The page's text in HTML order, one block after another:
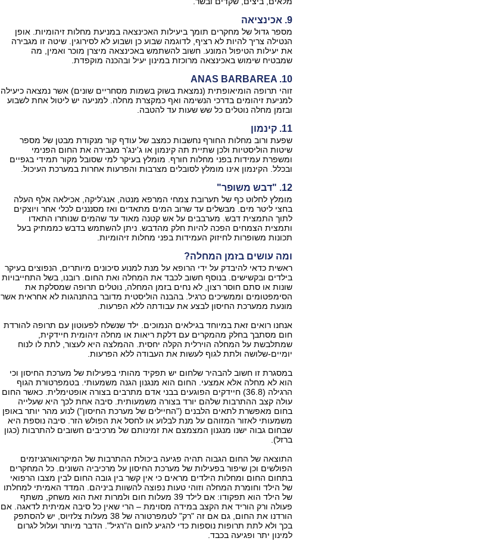
9. אכינציאה
מספר גדול של מחקרים תומך ביעילות האכינצאה במניעת מחלות זיהומיות. אופן
הנטילה צריך להיות לא רציף, לדוגמה שבוע כן ושבוע לא לסירוגין. שיטה זו מגבירה
את יעילות הטיפול המונע. חשוב להשתמש באכינצאה מיצרן מוכר ואמין, מה
שמבטיח שימוש באכינצאה מרוכזת במינון יעיל ובהכנה מוקפדת.
ANAS BARBAREA .10
זוהי תרופה הומיאופתית (נמצאת בשוק בשמות מסחריים שונים) אשר נמצאה כיעילה
למניעת זיהומים בדרכי הנשימה ואף כמקצרת מחלה. למניעה יש ליטול אחת לשבוע
ובזמן מחלה נוטלים כל שש שעות עד להטבה.
11. קינמון
שפעת ורוב מחלות החורף נחשבות כמצב של עודף קור מנקודת מבטן של מספר
שיטות הוליסטיות ולכן שתיית תה קינמון או ג'ינג'ר מגבירה את החום הפנימי
ומשפרת עמידות בפני מחלות חורף. מומלץ בעיקר למי שסובל מקור תמידי בגפיים
ובכלל. הקינמון אינו מומלץ לסובלים מצרבות והפרעות אחרות במערכת העיכול.
12. "דבש משופר"
מומלץ לחלוט כף של תערובת צמחי המרפא מנטה, אנג'ליקה, אכילאה אלף העלה
בחצי ליטר מים. מבשלים עד שרוב המים מתאדים ואז מסנננים לכלי אחר ויוצקים
לתוך התמצית דבש. מערבבים על אש קטנה מאוד עד שהמים שנותרו התאדו
ותמצית הצמחים הפכה להיות חלק מהדבש. ניתן להשתמש בדבש כממתיק בעל
תכונות משופרות לחיזוק העמידות בפני מחלות זיהומיות.
ומה עושים בזמן המחלה?
ראשית כדאי להיבדק על ידי הרופא על מנת למנוע סיכונים מיותרים, הנפוצים בעיקר
בילדים ובקשישים. בנוסף חשוב לכבד את המחלה ואת החום. רובנו, בשל התחייבויות
שונות או סתם חוסר רצון, לא נחים בזמן המחלה, נוטלים תרופה שמסלקת את
הסימפטומים וממשיכים כרגיל. בהבנה הוליסטית מדובר בהתנהגות לא אחראית אשר
מונעת ממערכת החיסון לבצע את עבודתה ללא הפרעות.
אנחנו רואים זאת במיוחד בגילאים הנמוכים. ילד שנשלח לפעוטון עם תרופה להורדת
חום מסתבך בחלק מהמקרים עם דלקת ריאות או מחלה זיהומית חיידקית,
שמתלבשת על המחלה הוירלית הקלה יחסית. ההמלצה היא לעצור, לתת לו לנוח
יומיים-שלושה ולתת לגוף לעשות את העבודה ללא הפרעות.
במסגרת זו חשוב להבהיר שלחום יש תפקיד מהותי בפעילות של מערכת החיסון וכי
הוא לא מחלה אלא אמצעי. החום הוא מנגנון הגנה משמעותי. בטמפרטורת הגוף
הרגילה (36.8) חיידקים הפוגעים בבני אדם מתרבים בצורה אופטימלית. כאשר החום
עולה קצב ההתרבות שלהם יורד בצורה משמעותית. סיבה אחת לכך היא שעלייה
בחום מאפשרת לתאים הלבנים ("החיילים של מערכת החיסון") לנוע מהר יותר באופן
משמעותי לאזור המזוהם על מנת לבלוע או לחסל את הפולש הזר. סיבה נוספת היא
שבחום גבוה ישנו מנגנון המצמצם את זמינותם של מרכיבים חשובים להתרבות (כגון
ברזל).
התוצאה של החום הגבוה תהיה פגיעה ביכולת ההתרבות של המיקרואורגניזמים
הפולשים וכן שיפור בפעילות של מערכת החיסון על מרכיביה השונים. כל המחקרים
בתחום החום ומחלות הילדים מראים כי אין קשר בין גובה החום לבין מצבו הרפואי
של הילד וחומרת המחלה וזוהי טעות נפוצה להשוות ביניהם. המדד האמיתי למחלתו
של הילד הוא תפקודו: אם לילד 39 מעלות חום ולמרות זאת הוא משחק, משתף
פעולה ורק הוריד את הקצב במידה מסוימת – הרי שאין כל סיבה אמיתית לדאגה. אם
הורדנו את החום, גם אם זה "רק" לטמפרטורה של 38 מעלות צלזיוס, יש להסתפק
בכך ולא לתת תרופות נוספות כדי להגיע לחום ה"רגיל". הדבר מיותר ועלול לגרום
למינון יתר ופגיעה בכבד.